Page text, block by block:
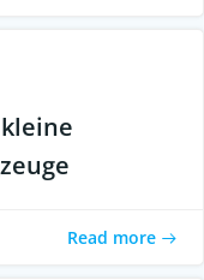
Read more